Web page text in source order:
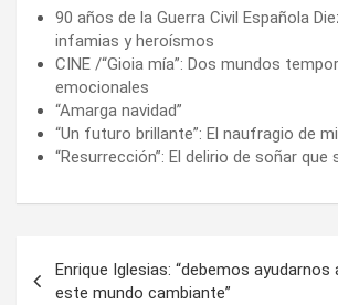
90 años de la Guerra Civil Española
infamias y heroísmos
CINE /“Gioia mía”: Dos mundos
emocionales
“Amarga navidad”
“Un futuro brillante”: El naufragio de
“Resurrección”: El delirio de soñar
de
Enrique Iglesias: “debemos ayudarnos
este mundo cambiante”